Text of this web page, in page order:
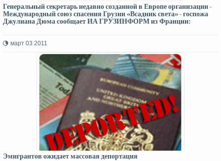
Генеральный секретарь недавно созданной в Европе организации -
Международный союз спасения Грузии «Всадник света» - госпожа
Джулиана Дюма сообщает ИА ГРУЗИНФОРМ из Франции:
март 03 2011
Эмигрантов ожидает массовая депортация